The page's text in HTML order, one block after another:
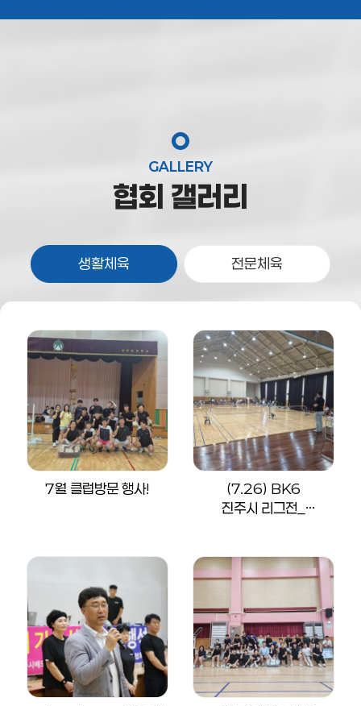
GALLERY
협회 갤러리
생활체육 전문체육
7월 클럽방문 행사!
(7.26) BK6
진주시 리그전_